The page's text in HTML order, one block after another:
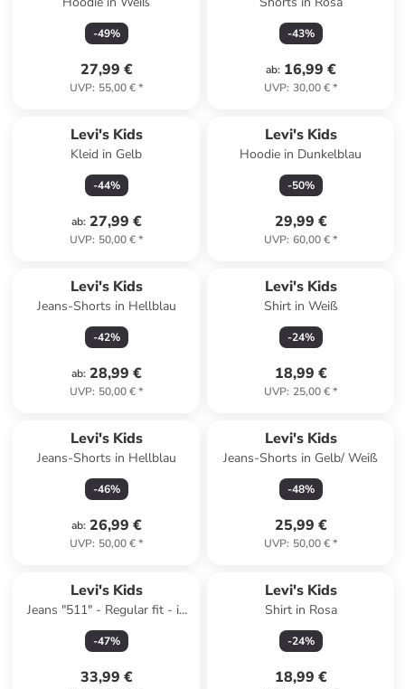
-49%
27,99 €
UVP: 55,00 €*
-43%
ab: 16,99 €
UVP: 30,00 €*
Levi's Kids
Kleid in Gelb
-44%
ab: 27,99 €
UVP: 50,00 €*
Levi's Kids
Hoodie in Dunkelblau
-50%
29,99 €
UVP: 60,00 €*
Levi's Kids
Jeans-Shorts in Hellblau
-42%
ab: 28,99 €
UVP: 50,00 €*
Levi's Kids
Shirt in Weiß
-24%
18,99 €
UVP: 25,00 €*
Levi's Kids
Jeans-Shorts in Hellblau
-46%
ab: 26,99 €
UVP: 50,00 €*
Levi's Kids
Jeans-Shorts in Gelb/ Weiß
-48%
25,99 €
UVP: 50,00 €*
Levi's Kids
Jeans "511" - Regular fit - in
Hellblau
-47%
33,99 €
Levi's Kids
Shirt in Rosa
-24%
18,99 €